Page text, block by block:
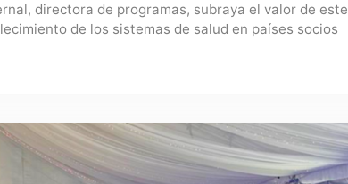
directora de programas, subraya el valor de este
de los sistemas de salud en países socios